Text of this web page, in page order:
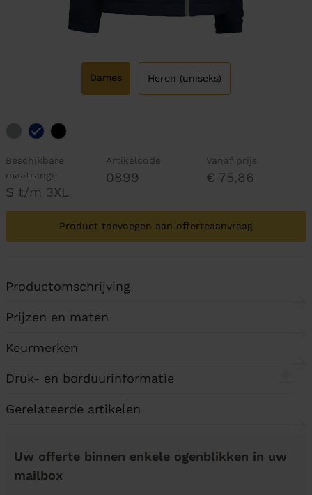
Dames Heren (uniseks)
Beschikbare
maatrange
S t/m 3XL
Artikelcode
0899
Vanaf prijs
€ 75,86
Product toevoegen aan offerteaanvraag
Productomschrijving
Prijzen en maten
Keurmerken
Druk- en borduurinformatie
Gerelateerde artikelen
Uw offerte binnen enkele ogenblikken in uw
mailbox